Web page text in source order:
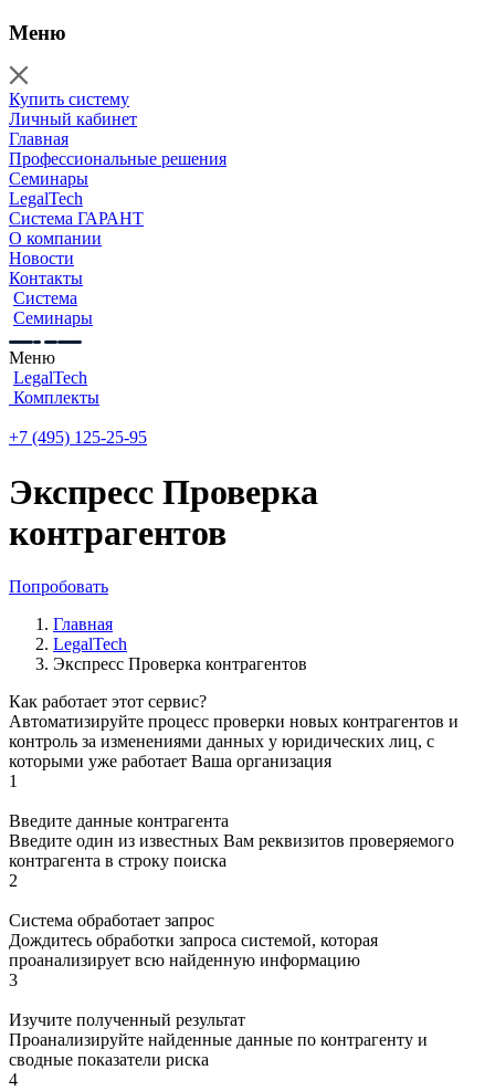
Меню
Купить систему
Личный кабинет
Главная
Профессиональные решения
Семинары
LegalTech
Система ГАРАНТ
О компании
Новости
Контакты
Система
Семинары
Меню
LegalTech
Комплекты
+7 (495) 125-25-95
Экспресс Проверка
контрагентов
Попробовать
Главная
LegalTech
Экспресс Проверка контрагентов
Как работает этот сервис?
Автоматизируйте процесс проверки новых контрагентов и
контроль за изменениями данных у юридических лиц, с
которыми уже работает Ваша организация
1
Введите данные контрагента
Введите один из известных Вам реквизитов проверяемого
контрагента в строку поиска
2
Система обработает запрос
Дождитесь обработки запроса системой, которая
проанализирует всю найденную информацию
3
Изучите полученный результат
Проанализируйте найденные данные по контрагенту и
сводные показатели риска
4